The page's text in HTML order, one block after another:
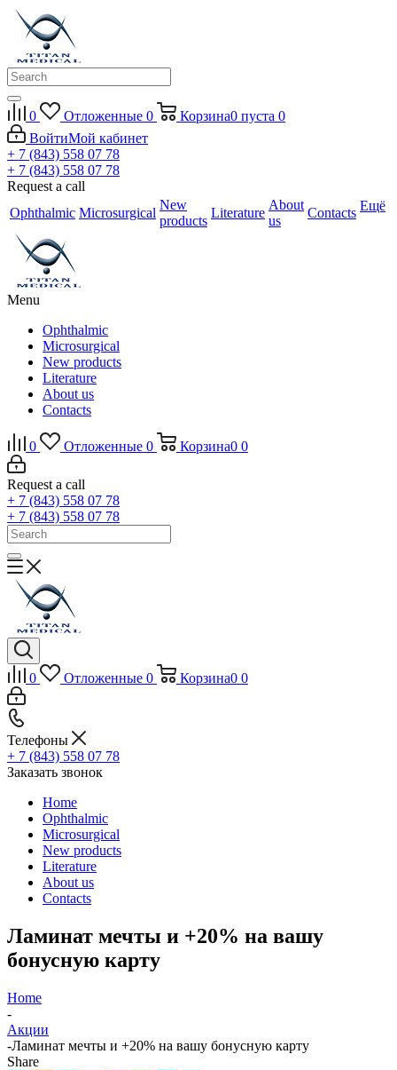
0 Отложенные 0 Корзина0 пуста 0
ВойтиМой кабинет
+ 7 (843) 558 07 78
+ 7 (843) 558 07 78
Request a call
Ophthalmic Microsurgical
New
products
Literature
About
us
Contacts Ещё
Menu
Ophthalmic
Microsurgical
New products
Literature
About us
Contacts
0 Отложенные 0 Корзина0 0
Request a call
+ 7 (843) 558 07 78
+ 7 (843) 558 07 78
0 Отложенные 0 Корзина0 0
Телефоны
+ 7 (843) 558 07 78
Заказать звонок
Home
Ophthalmic
Microsurgical
New products
Literature
About us
Contacts
Ламинат мечты и +20% на вашу
бонусную карту
Home
-
Акции
-Ламинат мечты и +20% на вашу бонусную карту
Share